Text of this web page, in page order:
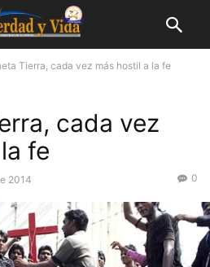
Tierra, cada vez más hostil a la fe
cada vez
fe
2014 0